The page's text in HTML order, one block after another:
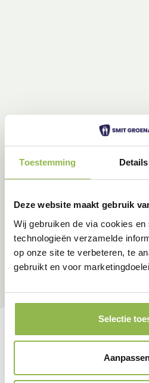
Toestemming Details
Deze website maakt gebruik
Wij gebruiken de via cookies en
technologieën verzamelde
op onze site te verbeteren, te
gebruikt en voor
Selectie